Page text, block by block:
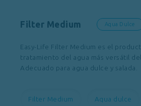
Filter Medium Aqua Dulce
Easy-Life Filter Medium es el
tratamiento del agua más versátil
Adecuado para agua dulce y salada.
Filter Medium Aqua dulce